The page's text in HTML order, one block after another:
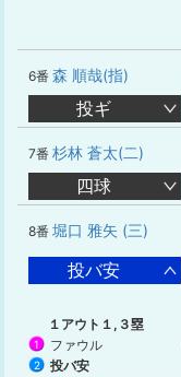
6番 森 順哉(指)
投ギ
7番 杉林 蒼太(二)
四球
8番 堀口 雅矢 (三)
投バ安
１アウト１,３塁
1 ファウル
2
投バ安